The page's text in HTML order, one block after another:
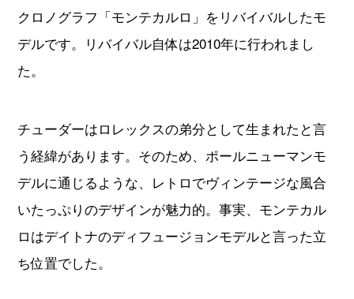
クロノグラフ「モンテカルロ」をリバイバルしたモ
デルです。リバイバル自体は2010年に行われまし
た。
チューダーはロレックスの弟分として生まれたと言
う経緯があります。そのため、ポールニューマンモ
デルに通じるような、レトロでヴィンテージな風合
いたっぷりのデザインが魅力的。事実、モンテカル
ロはデイトナのディフュージョンモデルと言った立
ち位置でした。